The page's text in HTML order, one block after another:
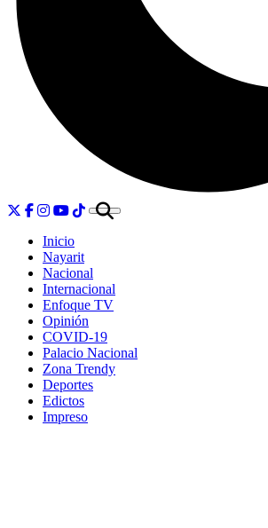
Inicio
Nayarit
Nacional
Internacional
Enfoque TV
Opinión
COVID-19
Palacio Nacional
Zona Trendy
Deportes
Edictos
Impreso